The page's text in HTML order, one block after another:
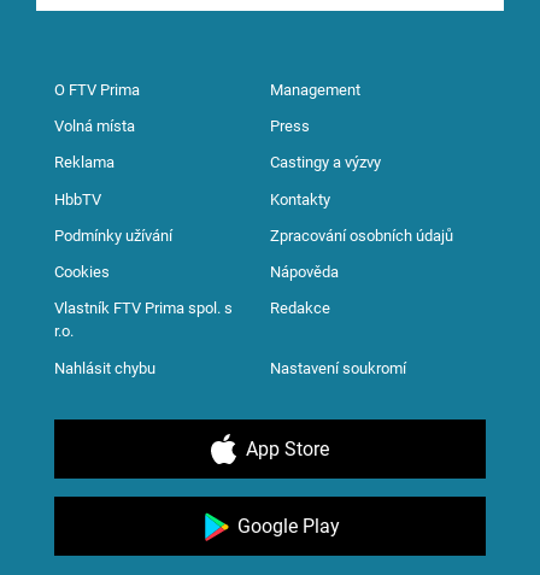
O FTV Prima Management
Volná místa Press
Reklama Castingy a výzvy
HbbTV Kontakty
Podmínky užívání Zpracování osobních údajů
Cookies Nápověda
Vlastník FTV Prima spol. s
r.o.
Redakce
Nahlásit chybu Nastavení soukromí
App Store
Google Play